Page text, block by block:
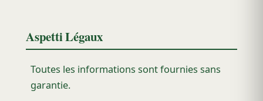
Aspetti Légaux
Toutes les informations sont fournies sans
garantie.